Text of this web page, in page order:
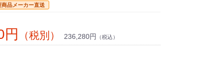
商品メーカー直送
（税別） 236,280円 （税込）